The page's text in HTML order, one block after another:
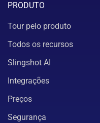
PRODUTO
Tour pelo produto
Todos os recursos
Slingshot AI
Integrações
Preços
Segurança